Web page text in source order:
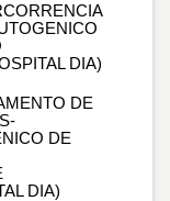
DIA)
DE
DE
DIA)